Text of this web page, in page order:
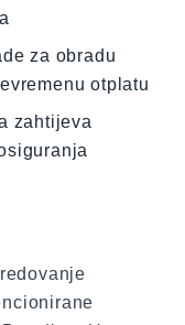
za obradu
otplatu
zahtijeva